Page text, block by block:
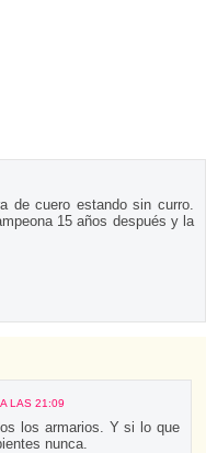
de cuero estando sin curro.
15 años después y la
LAS 21:09
los armarios. Y si lo que
nunca.